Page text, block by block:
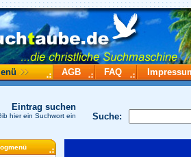
AGB FAQ
Suche:
Eintrag suchen
hier ein Suchwort ein